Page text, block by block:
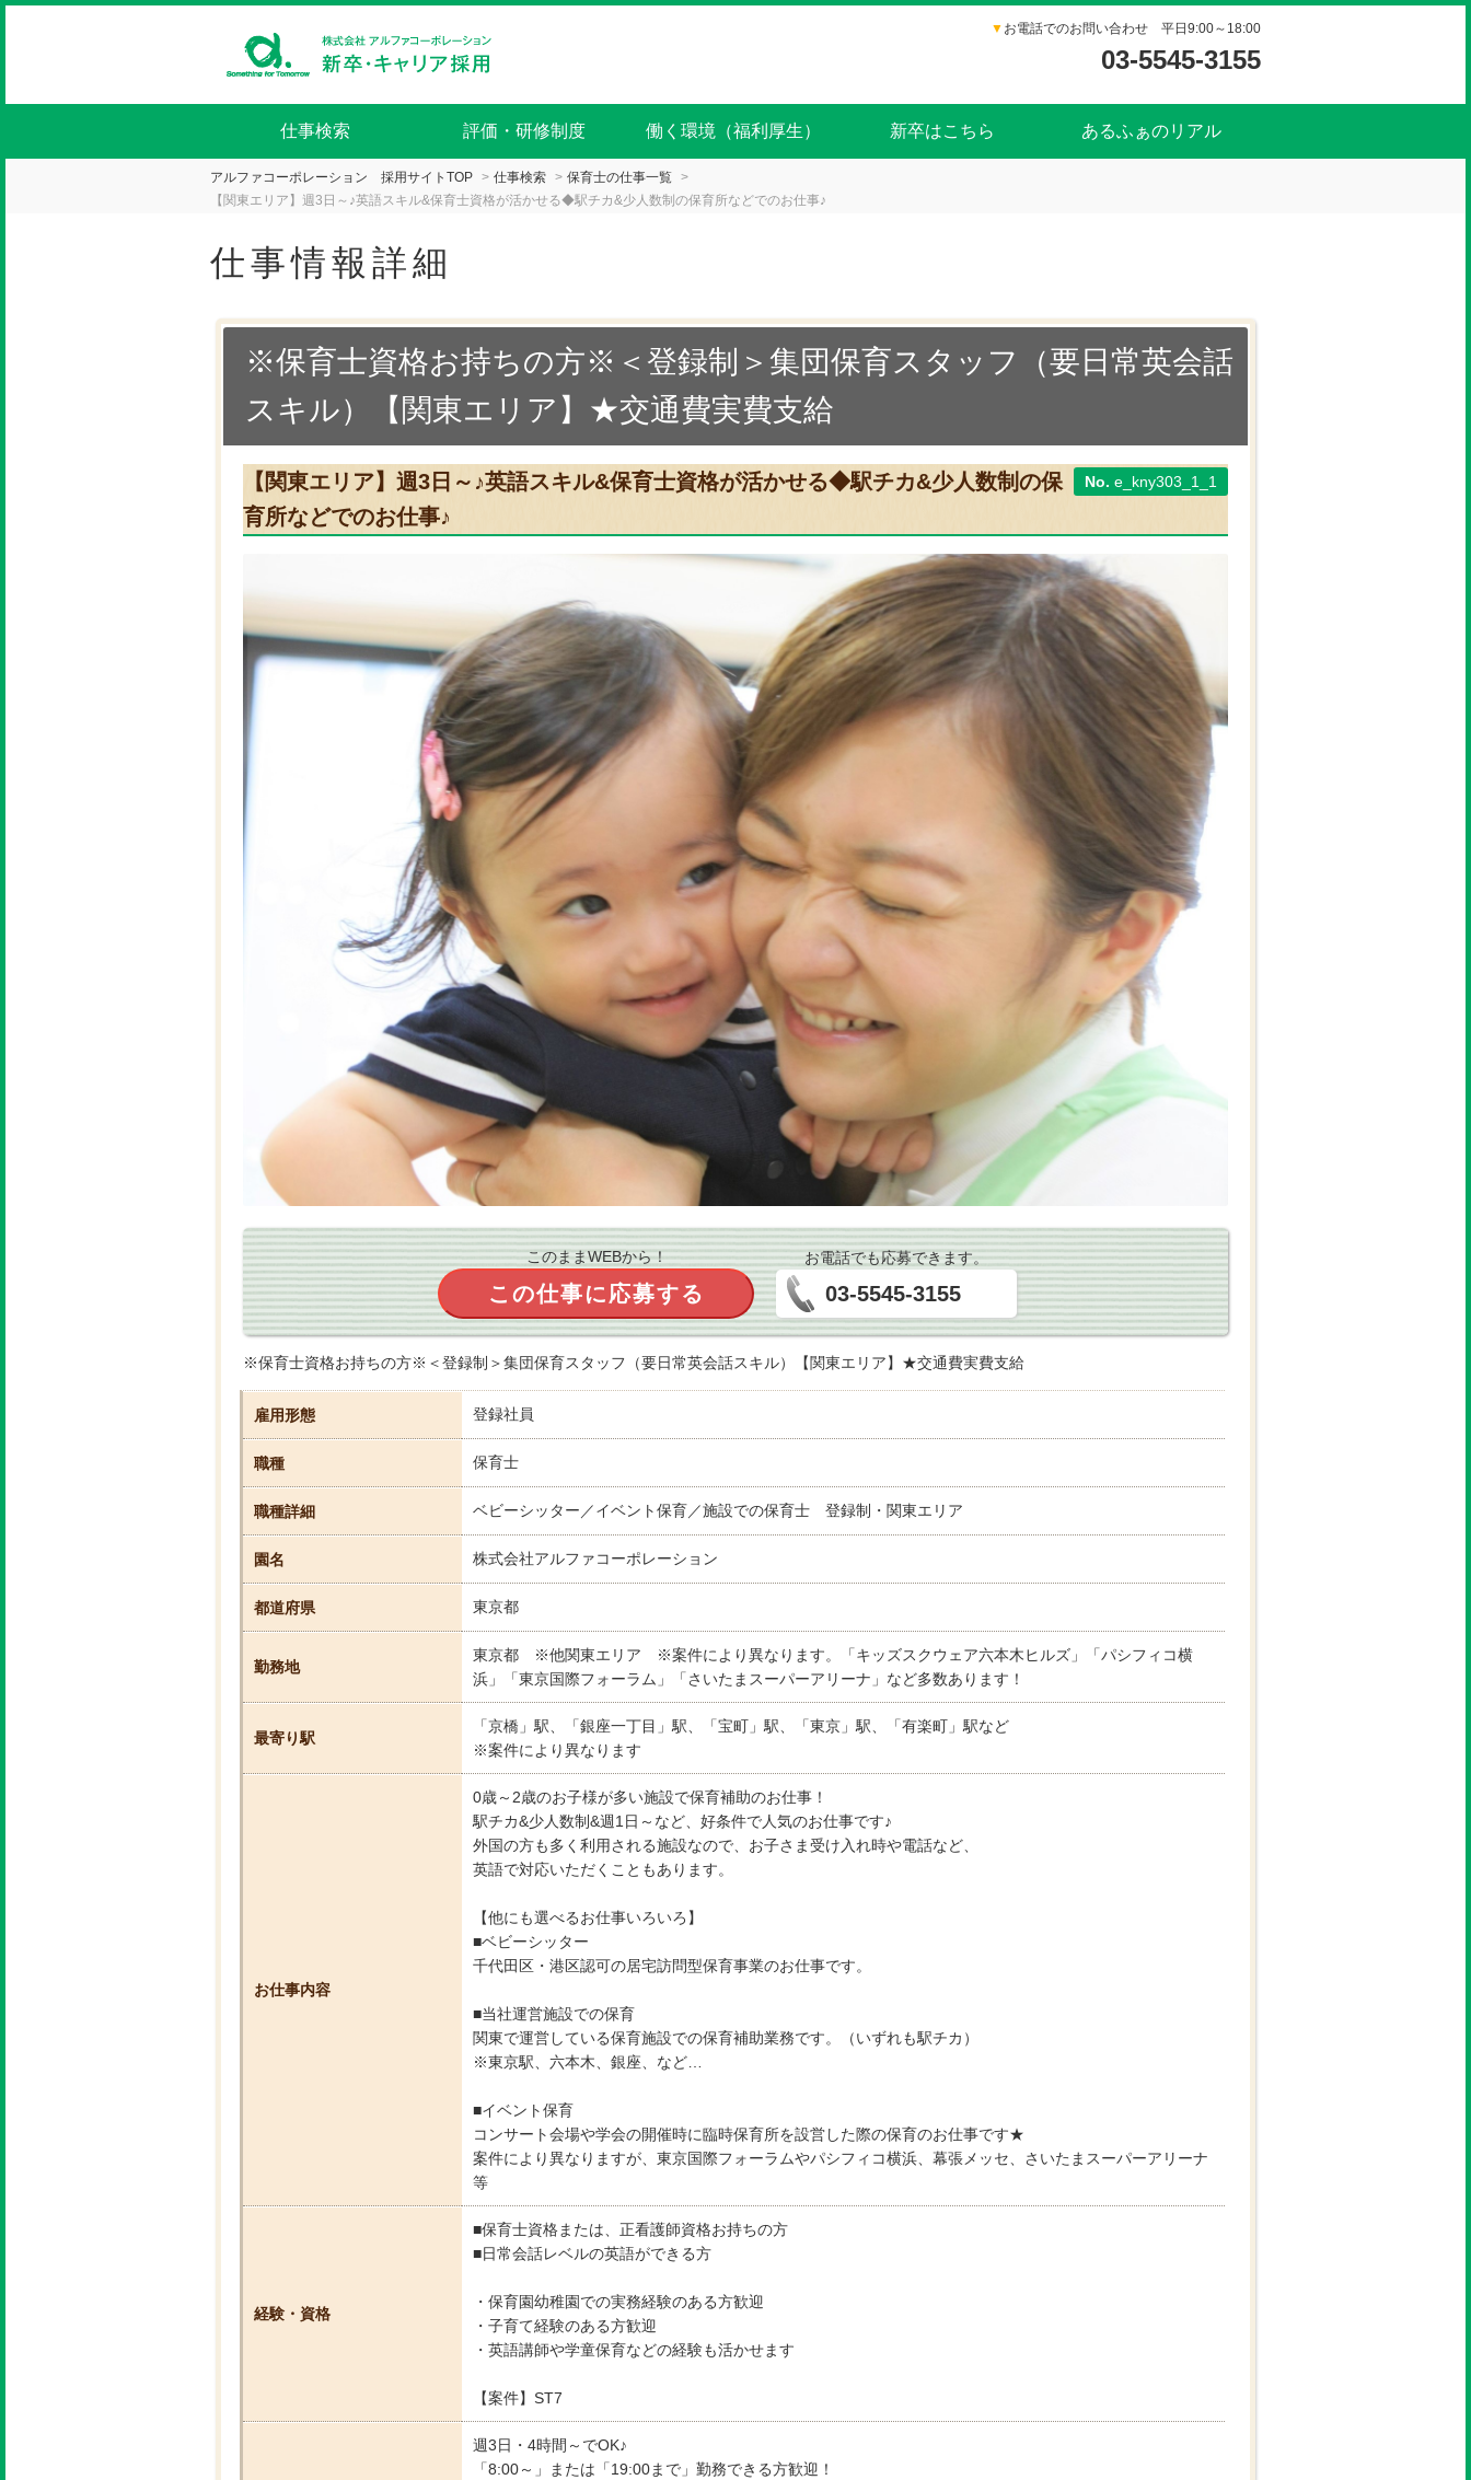
▼ お電話でのお問い合わせ 平日9:00～18:00
03-5545-3155
仕事検索 評価・研修制度 働く環境（福利厚生） 新卒はこちら あるふぁのリアル
アルファコーポレーション 採用サイトTOP 仕事検索
保育士の仕事一覧
【関東エリア】週3日～♪英語スキル&保育士資格が活かせる◆駅チカ&少人数制の保育所などでのお仕事♪
仕事情報詳細
※保育士資格お持ちの方※＜登録制＞集団保育スタッフ（要日常英会話
スキル）【関東エリア】★交通費実費支給
e_kny303_1_1
【関東エリア】週3日～♪英語スキル&保育士資格が活かせる◆駅チカ&少人数制の保
育所などでのお仕事♪
このままWEBから！
この仕事に応募する
お電話でも応募できます。
03-5545-3155
※保育士資格お持ちの方※＜登録制＞集団保育スタッフ（要日常英会話スキル）【関東エリア】★交通費実費支給
雇用形態 登録社員
職種 保育士
職種詳細 ベビーシッター／イベント保育／施設での保育士 登録制・関東エリア
園名 株式会社アルファコーポレーション
都道府県 東京都
勤務地
東京都 ※他関東エリア ※案件により異なります。「キッズスクウェア六本木ヒルズ」「パシフィコ横
浜」「東京国際フォーラム」「さいたまスーパーアリーナ」など多数あります！
最寄り駅
「京橋」駅、「銀座一丁目」駅、「宝町」駅、「東京」駅、「有楽町」駅など
※案件により異なります
お仕事内容
0歳～2歳のお子様が多い施設で保育補助のお仕事！
駅チカ&少人数制&週1日～など、好条件で人気のお仕事です♪
外国の方も多く利用される施設なので、お子さま受け入れ時や電話など、
英語で対応いただくこともあります。
【他にも選べるお仕事いろいろ】
■ベビーシッター
千代田区・港区認可の居宅訪問型保育事業のお仕事です。
■当社運営施設での保育
関東で運営している保育施設での保育補助業務です。（いずれも駅チカ）
※東京駅、六本木、銀座、など…
■イベント保育
コンサート会場や学会の開催時に臨時保育所を設営した際の保育のお仕事です★
案件により異なりますが、東京国際フォーラムやパシフィコ横浜、幕張メッセ、さいたまスーパーアリーナ
等
経験・資格
■保育士資格または、正看護師資格お持ちの方
■日常会話レベルの英語ができる方
・保育園幼稚園での実務経験のある方歓迎
・子育て経験のある方歓迎
・英語講師や学童保育などの経験も活かせます
【案件】ST7
週3日・4時間～でOK♪
「8:00～」または「19:00まで」勤務できる方歓迎！